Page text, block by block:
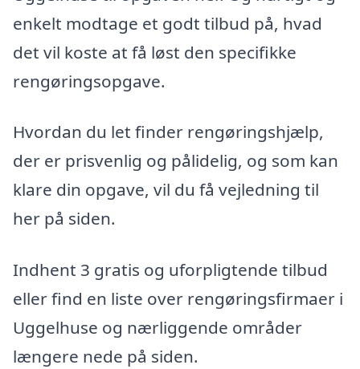
enkelt modtage et godt tilbud på, hvad
det vil koste at få løst den specifikke
rengøringsopgave.
Hvordan du let finder rengøringshjælp,
der er prisvenlig og pålidelig, og som kan
klare din opgave, vil du få vejledning til
her på siden.
Indhent 3 gratis og uforpligtende tilbud
eller find en liste over rengøringsfirmaer i
Uggelhuse og nærliggende områder
længere nede på siden.